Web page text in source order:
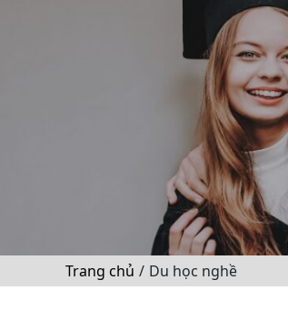
Trang chủ / Du học nghề